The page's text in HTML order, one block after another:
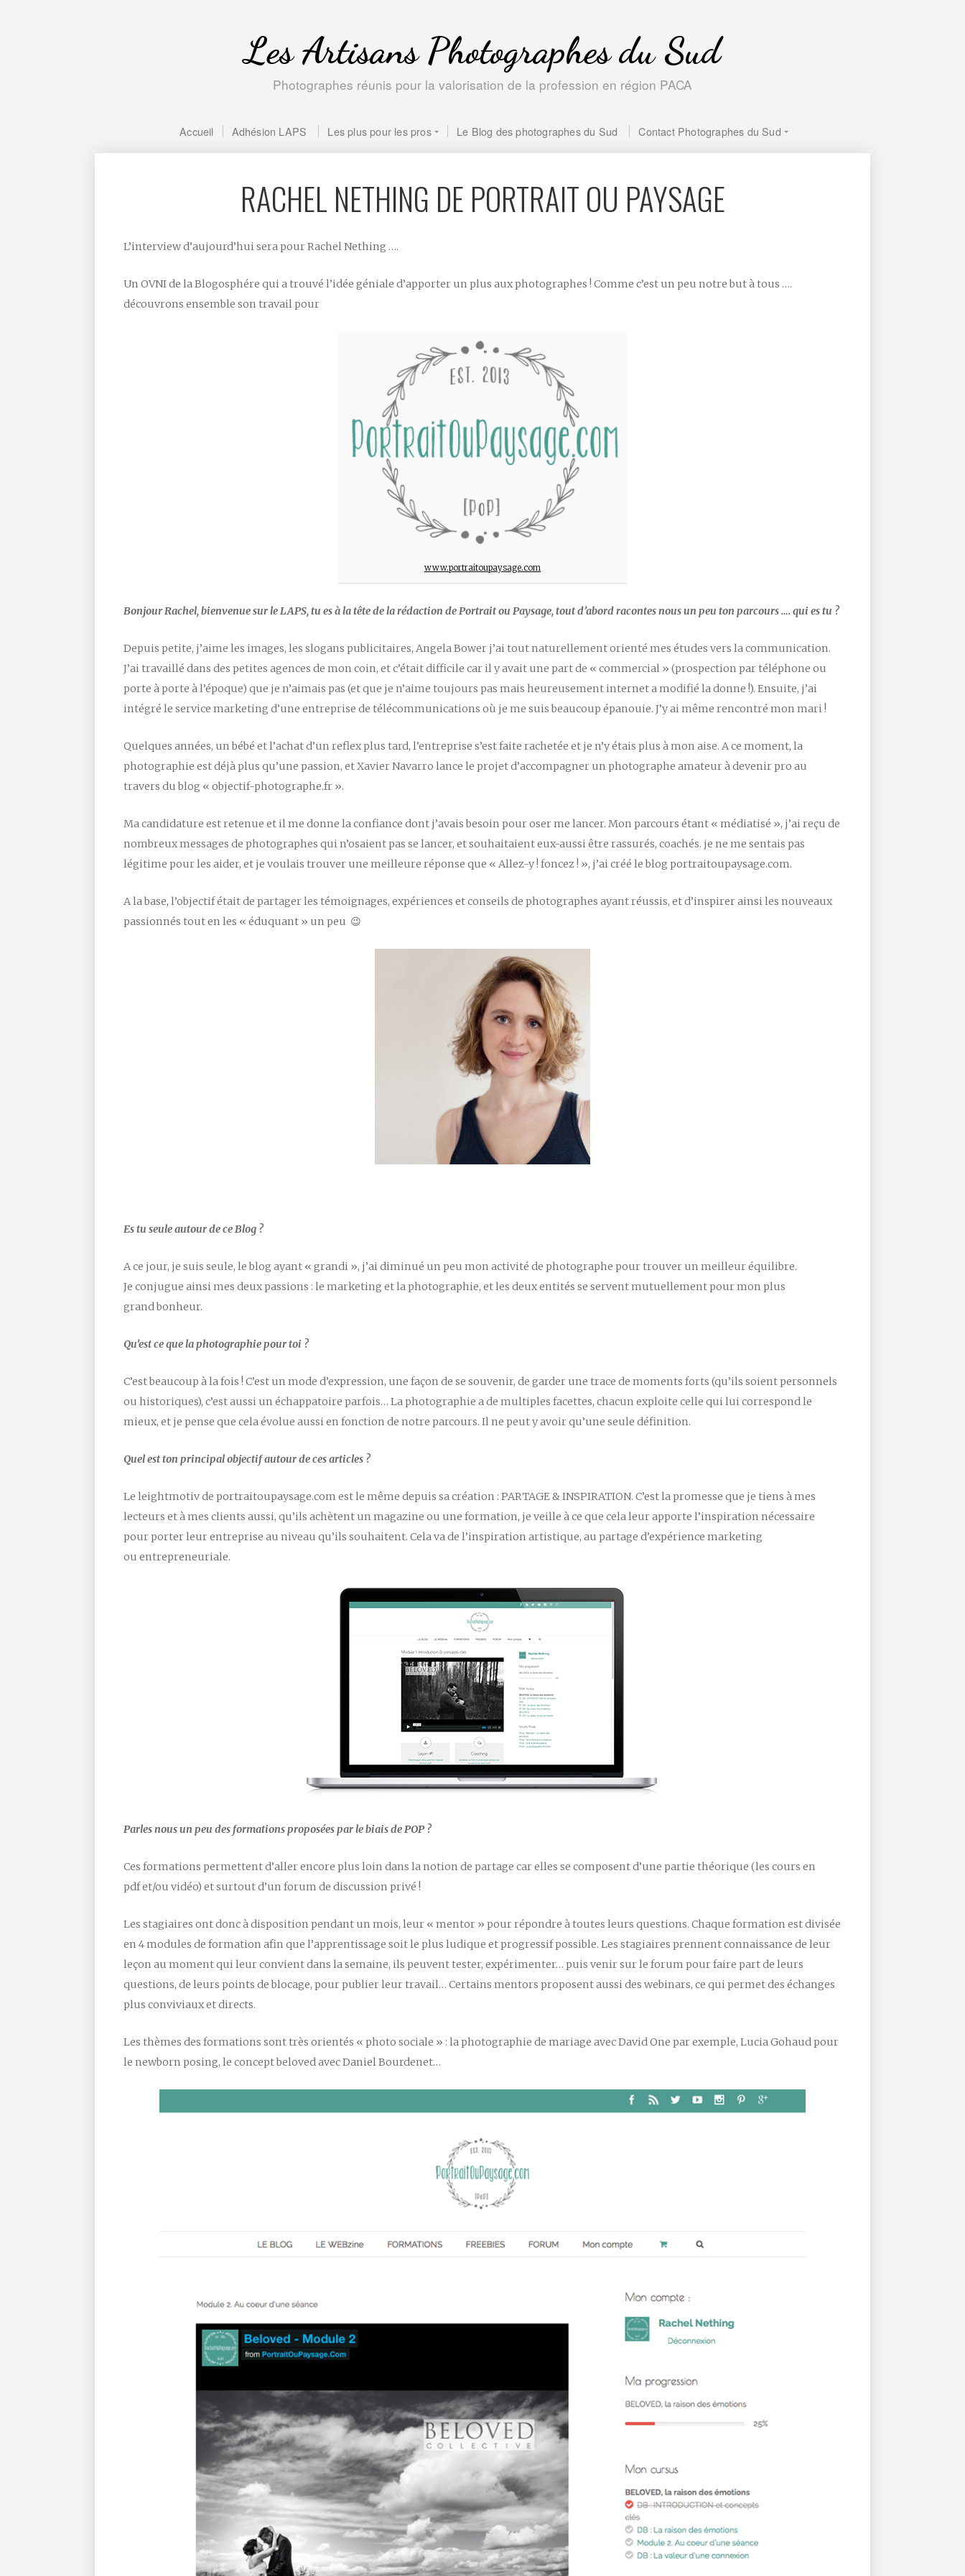
Les Artisans Photographes du Sud
Photographes réunis pour la valorisation de la profession en région PACA
Accueil Adhésion LAPS Les plus pour les pros Le Blog des photographes du Sud Contact Photographes du Sud
RACHEL NETHING DE PORTRAIT OU PAYSAGE
L’interview d’aujourd’hui sera pour Rachel Nething ….
Un OVNI de la Blogosphére qui a trouvé l’idée géniale d’apporter un plus aux photographes ! Comme c’est un peu notre but à tous ….
découvrons ensemble son travail pour
www.portraitoupaysage.com
Bonjour Rachel, bienvenue sur le LAPS, tu es à la tête de la rédaction de Portrait ou Paysage, tout d’abord racontes nous un peu ton parcours …. qui es tu ?
Depuis petite, j’aime les images, les slogans publicitaires, Angela Bower j’ai tout naturellement orienté mes études vers la communication.
J’ai travaillé dans des petites agences de mon coin, et c’était difficile car il y avait une part de « commercial » (prospection par téléphone ou
porte à porte à l’époque) que je n’aimais pas (et que je n’aime toujours pas mais heureusement internet a modifié la donne !). Ensuite, j’ai
intégré le service marketing d’une entreprise de télécommunications où je me suis beaucoup épanouie. J’y ai même rencontré mon mari !
Quelques années, un bébé et l’achat d’un reflex plus tard, l’entreprise s’est faite rachetée et je n’y étais plus à mon aise. A ce moment, la
photographie est déjà plus qu’une passion, et Xavier Navarro lance le projet d’accompagner un photographe amateur à devenir pro au
travers du blog « objectif-photographe.fr ».
Ma candidature est retenue et il me donne la confiance dont j’avais besoin pour oser me lancer. Mon parcours étant « médiatisé », j’ai reçu de
nombreux messages de photographes qui n’osaient pas se lancer, et souhaitaient eux-aussi être rassurés, coachés. je ne me sentais pas
légitime pour les aider, et je voulais trouver une meilleure réponse que « Allez-y ! foncez ! », j’ai créé le blog portraitoupaysage.com.
A la base, l’objectif était de partager les témoignages, expériences et conseils de photographes ayant réussis, et d’inspirer ainsi les nouveaux
passionnés tout en les « éduquant » un peu 😉
Es tu seule autour de ce Blog ?
A ce jour, je suis seule, le blog ayant « grandi », j’ai diminué un peu mon activité de photographe pour trouver un meilleur équilibre.
Je conjugue ainsi mes deux passions : le marketing et la photographie, et les deux entités se servent mutuellement pour mon plus
grand bonheur.
Qu’est ce que la photographie pour toi ?
C’est beaucoup à la fois ! C’est un mode d’expression, une façon de se souvenir, de garder une trace de moments forts (qu’ils soient personnels
ou historiques), c’est aussi un échappatoire parfois… La photographie a de multiples facettes, chacun exploite celle qui lui correspond le
mieux, et je pense que cela évolue aussi en fonction de notre parcours. Il ne peut y avoir qu’une seule définition.
Quel est ton principal objectif autour de ces articles ?
Le leightmotiv de portraitoupaysage.com est le même depuis sa création : PARTAGE & INSPIRATION. C’est la promesse que je tiens à mes
lecteurs et à mes clients aussi, qu’ils achètent un magazine ou une formation, je veille à ce que cela leur apporte l’inspiration nécessaire
pour porter leur entreprise au niveau qu’ils souhaitent. Cela va de l’inspiration artistique, au partage d’expérience marketing
ou entrepreneuriale.
Parles nous un peu des formations proposées par le biais de POP ?
Ces formations permettent d’aller encore plus loin dans la notion de partage car elles se composent d’une partie théorique (les cours en
pdf et/ou vidéo) et surtout d’un forum de discussion privé !
Les stagiaires ont donc à disposition pendant un mois, leur « mentor » pour répondre à toutes leurs questions. Chaque formation est divisée
en 4 modules de formation afin que l’apprentissage soit le plus ludique et progressif possible. Les stagiaires prennent connaissance de leur
leçon au moment qui leur convient dans la semaine, ils peuvent tester, expérimenter… puis venir sur le forum pour faire part de leurs
questions, de leurs points de blocage, pour publier leur travail… Certains mentors proposent aussi des webinars, ce qui permet des échanges
plus conviviaux et directs.
Les thèmes des formations sont très orientés « photo sociale » : la photographie de mariage avec David One par exemple, Lucia Gohaud pour
le newborn posing, le concept beloved avec Daniel Bourdenet…